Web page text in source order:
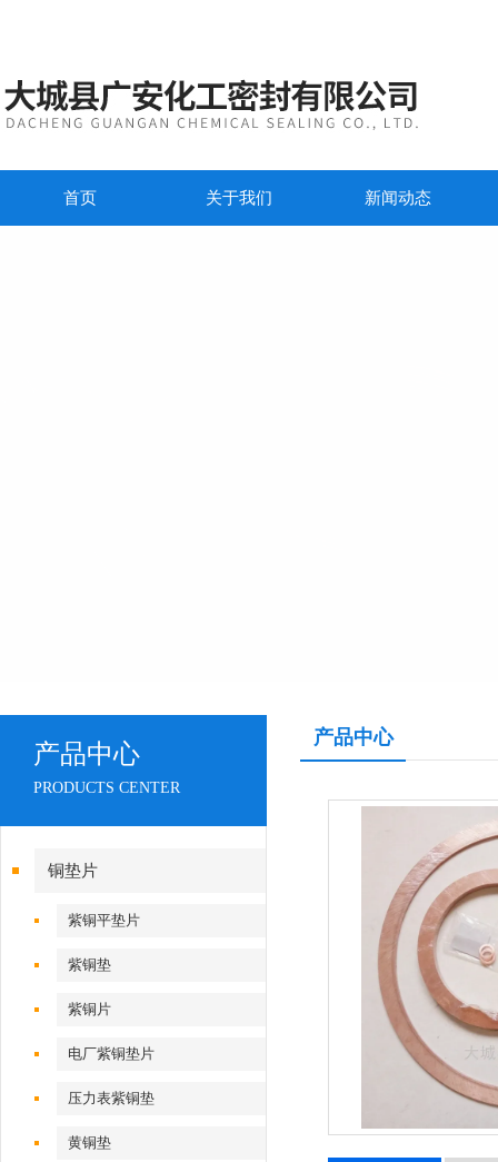
首页 关于我们 新闻动态
产品中心
PRODUCTS CENTER
铜垫片
紫铜平垫片
紫铜垫
紫铜片
电厂紫铜垫片
压力表紫铜垫
黄铜垫
产品中心